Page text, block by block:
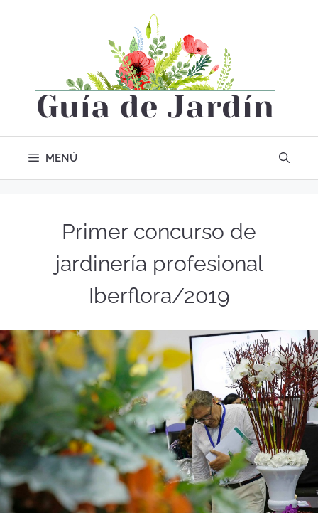
MENÚ
Primer concurso de
jardinería profesional
Iberflora/2019